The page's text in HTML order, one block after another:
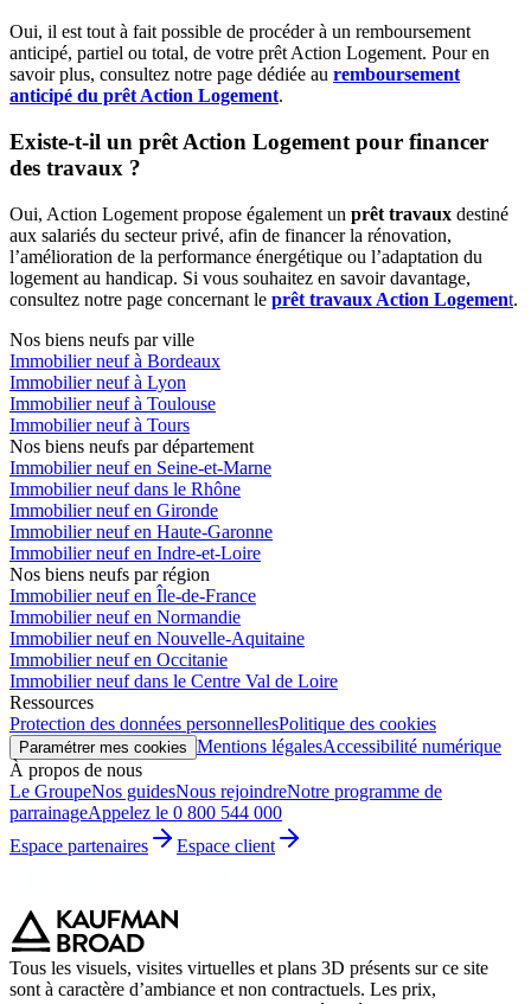
Oui, il est tout à fait possible de procéder à un remboursement
anticipé, partiel ou total, de votre prêt Action Logement. Pour en
savoir plus, consultez notre page dédiée au remboursement
anticipé du prêt Action Logement.
Existe-t-il un prêt Action Logement pour financer
des travaux ?
Oui, Action Logement propose également un prêt travaux destiné
aux salariés du secteur privé, afin de financer la rénovation,
l’amélioration de la performance énergétique ou l’adaptation du
logement au handicap. Si vous souhaitez en savoir davantage,
consultez notre page concernant le prêt travaux Action Logement.
Nos biens neufs par ville
Immobilier neuf à Bordeaux
Immobilier neuf à Lyon
Immobilier neuf à Toulouse
Immobilier neuf à Tours
Nos biens neufs par département
Immobilier neuf en Seine-et-Marne
Immobilier neuf dans le Rhône
Immobilier neuf en Gironde
Immobilier neuf en Haute-Garonne
Immobilier neuf en Indre-et-Loire
Nos biens neufs par région
Immobilier neuf en Île-de-France
Immobilier neuf en Normandie
Immobilier neuf en Nouvelle-Aquitaine
Immobilier neuf en Occitanie
Immobilier neuf dans le Centre Val de Loire
Ressources
Protection des données personnellesPolitique des cookies
Paramétrer mes cookies Mentions légalesAccessibilité numérique
À propos de nous
Le GroupeNos guidesNous rejoindreNotre programme de
parrainageAppelez le 0 800 544 000
Espace partenaires
Espace client
Tous les visuels, visites virtuelles et plans 3D présents sur ce site
sont à caractère d’ambiance et non contractuels. Les prix,